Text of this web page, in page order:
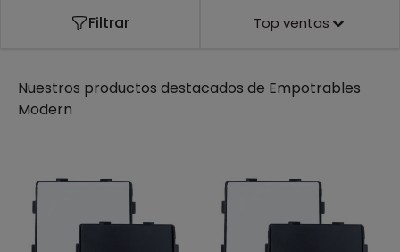
Filtrar Top ventas
Nuestros productos destacados de Empotrables
Modern